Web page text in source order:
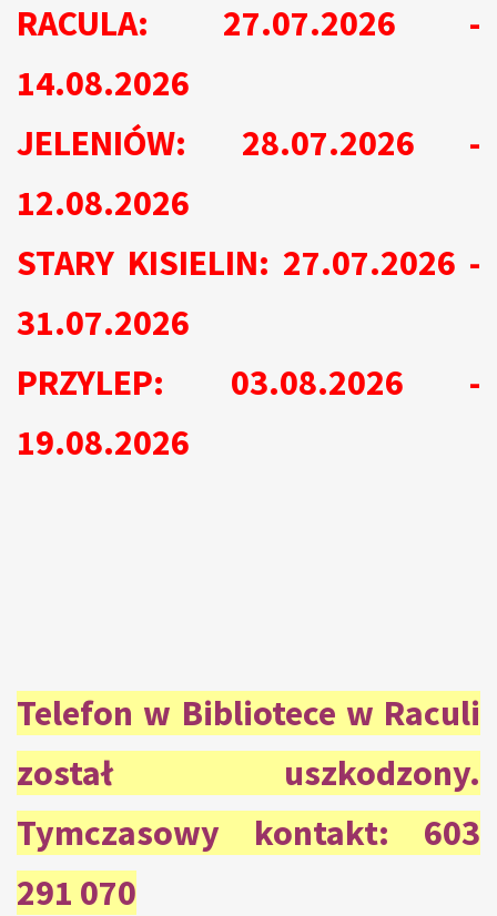
RACULA: 27.07.2026 -
14.08.2026
JELENIÓW: 28.07.2026 -
12.08.2026
STARY KISIELIN: 27.07.2026 -
31.07.2026
PRZYLEP: 03.08.2026 -
19.08.2026
Telefon w Bibliotece w Raculi
został uszkodzony.
Tymczasowy kontakt: 603
291 070